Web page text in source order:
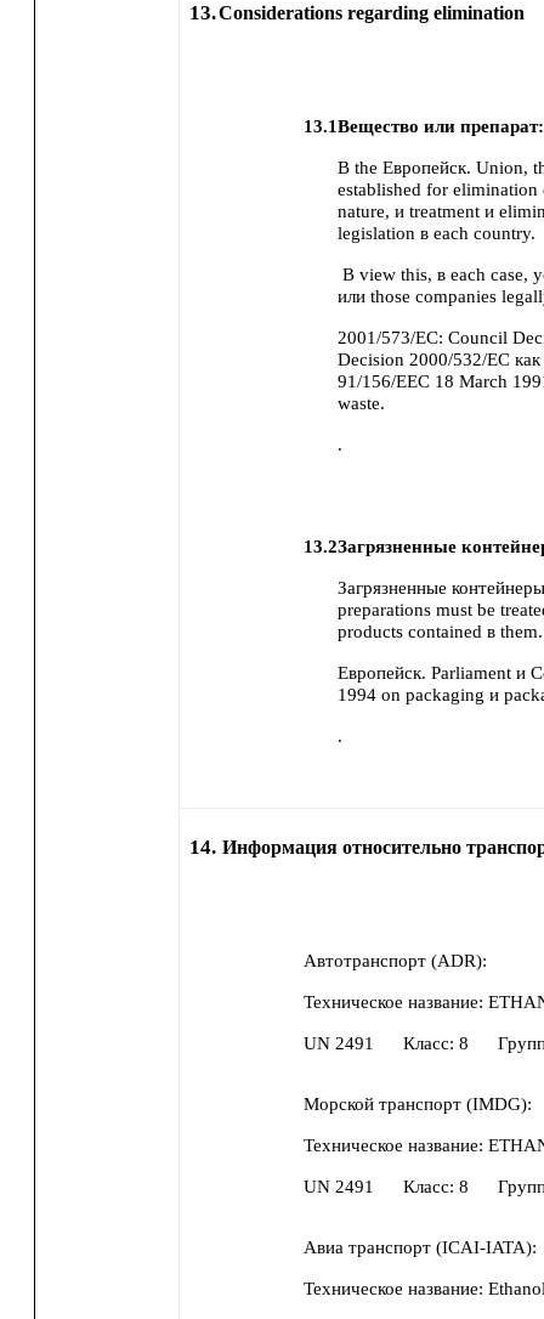
13.Considerations regarding elimination
13.1Вещество или препарат:
В the Европейск. Union,
established for elimination
nature, и treatment и
legislation в each country.
В view this, в each case,
или those companies
2001/573/EC: Council
Decision 2000/532/EC
91/156/EEC 18 March
waste.
.
13.2Загрязненные
Загрязненные
preparations must be
products contained в them.
Европейск. Parliament и
1994 on packaging и
.
14. Информация относительно
Автотранспорт (ADR):
Техническое название:
UN 2491 Класс: 8
Морской транспорт (IMDG):
Техническое название:
UN 2491 Класс: 8
Авиа транспорт (ICAI-IATA):
Техническое название: